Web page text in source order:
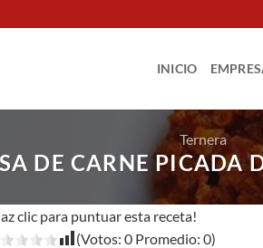
INICIO
Ternera
DE CARNE PICADA
clic para puntuar esta receta!
(Votos: 0 Promedio: 0)